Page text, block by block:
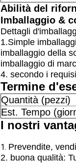
Abilità del
Imballaggio &
Dettagli
1.Simple
imballaggio della
imballaggio di
4. secondo i
Termine
Quantità (pezzi)
Est. Tempo
I nostri
1. Prevendite,
2. buona qualità: